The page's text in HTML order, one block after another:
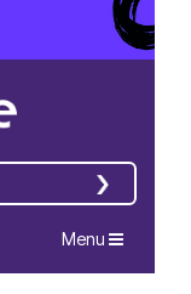
Navigation
Menu